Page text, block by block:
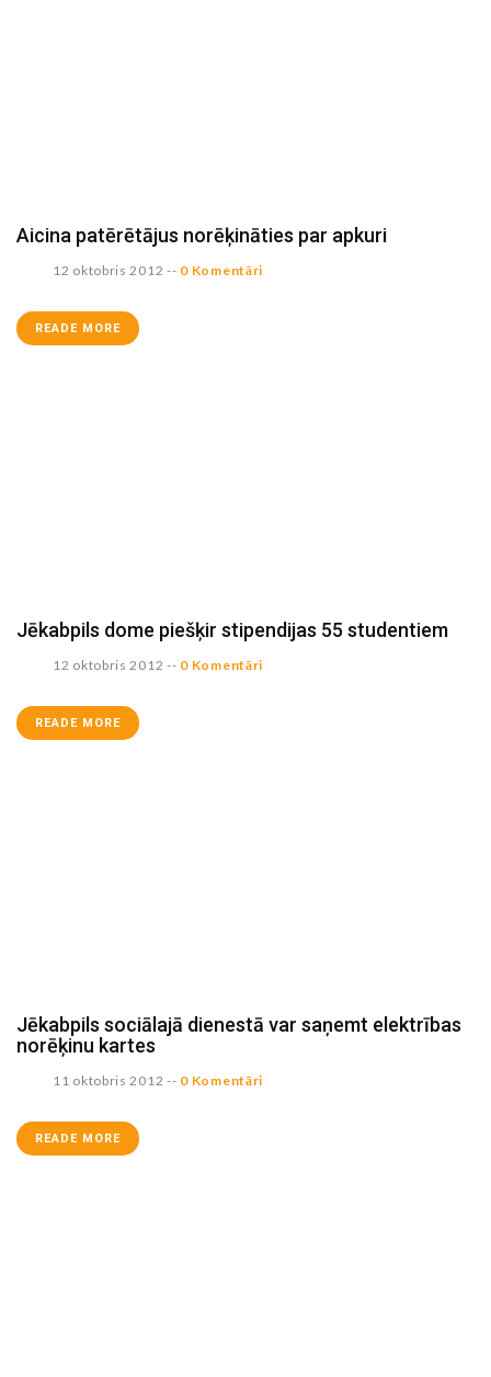
Aicina patērētājus norēķināties par apkuri
12 oktobris 2012 -- 0 Komentāri
READE MORE
Jēkabpils dome piešķir stipendijas 55 studentiem
12 oktobris 2012 -- 0 Komentāri
READE MORE
Jēkabpils sociālajā dienestā var saņemt elektrības
norēķinu kartes
11 oktobris 2012 -- 0 Komentāri
READE MORE